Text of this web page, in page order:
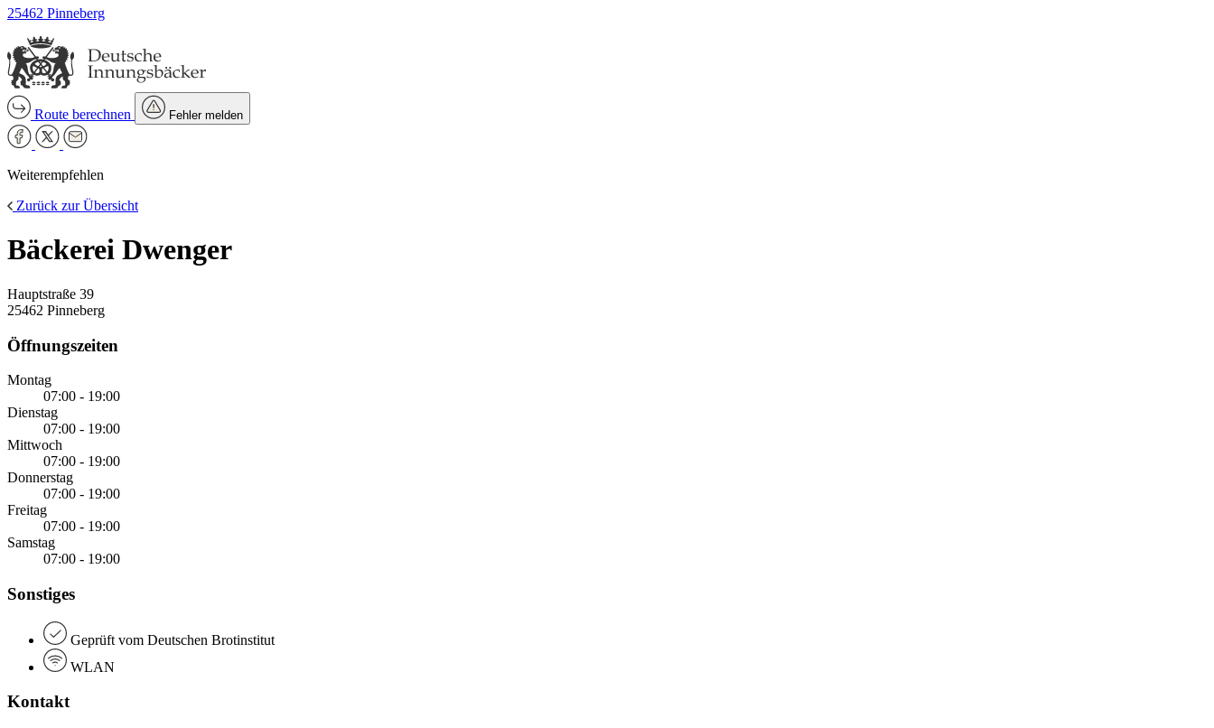
25462 Pinneberg
Route berechnen Fehler melden
Weiterempfehlen
Zurück zur Übersicht
Bäckerei Dwenger
Hauptstraße 39
25462 Pinneberg
Öffnungszeiten
Montag
07:00 - 19:00
Dienstag
07:00 - 19:00
Mittwoch
07:00 - 19:00
Donnerstag
07:00 - 19:00
Freitag
07:00 - 19:00
Samstag
07:00 - 19:00
Sonstiges
Geprüft vom Deutschen Brotinstitut
WLAN
Kontakt